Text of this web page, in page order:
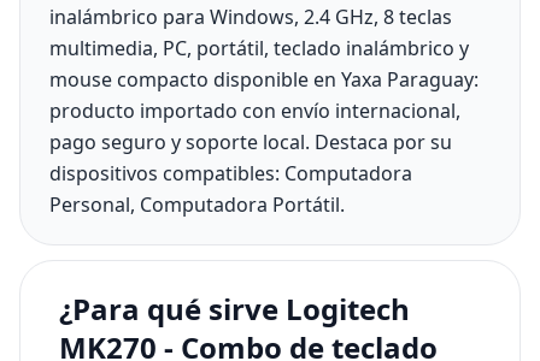
inalámbrico para Windows, 2.4 GHz, 8 teclas
multimedia, PC, portátil, teclado inalámbrico y
mouse compacto disponible en Yaxa Paraguay:
producto importado con envío internacional,
pago seguro y soporte local. Destaca por su
dispositivos compatibles: Computadora
Personal, Computadora Portátil.
¿Para qué sirve Logitech
MK270 - Combo de teclado